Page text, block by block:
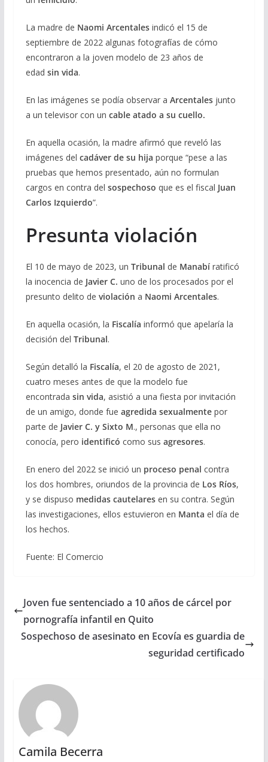
La madre de Naomi Arcentales indicó el 15 de
septiembre de 2022 algunas fotografías de cómo
encontraron a la joven modelo de 23 años de
edad sin vida.
En las imágenes se podía observar a Arcentales junto
a un televisor con un cable atado a su cuello.
En aquella ocasión, la madre afirmó que reveló las
imágenes del cadáver de su hija porque “pese a las
pruebas que hemos presentado, aún no formulan
cargos en contra del sospechoso que es el fiscal Juan
Carlos Izquierdo”.
Presunta violación
El 10 de mayo de 2023, un Tribunal de Manabí ratificó
la inocencia de Javier C. uno de los procesados por el
presunto delito de violación a Naomi Arcentales.
En aquella ocasión, la Fiscalía informó que apelaría la
decisión del Tribunal.
Según detalló la Fiscalía, el 20 de agosto de 2021,
cuatro meses antes de que la modelo fue
encontrada sin vida, asistió a una fiesta por invitación
de un amigo, donde fue agredida sexualmente por
parte de Javier C. y Sixto M., personas que ella no
conocía, pero identificó como sus agresores.
En enero del 2022 se inició un proceso penal contra
los dos hombres, oriundos de la provincia de Los Ríos,
y se dispuso medidas cautelares en su contra. Según
las investigaciones, ellos estuvieron en Manta el día de
los hechos.
Fuente: El Comercio
Joven fue sentenciado a 10 años de cárcel por
pornografía infantil en Quito
Sospechoso de asesinato en Ecovía es guardia de
seguridad certificado
Camila Becerra